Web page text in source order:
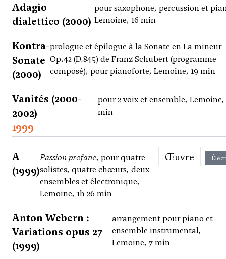
Adagio
dialettico (2000)
pour saxophone, percussion et
Lemoine, 16 min
Kontra-
Sonate
(2000)
prologue et épilogue à la Sonate en La mineur
Op.42 (D.845) de Franz Schubert (programme
composé), pour pianoforte, Lemoine, 19 min
Vanités (2000-
2002)
pour 2 voix et ensemble, Lemoine,
min
1999
A
(1999)
Passion profane, pour quatre
solistes, quatre chœurs, deux
ensembles et électronique,
Lemoine, 1h 26 min
Œuvre
Anton Webern :
Variations opus 27
(1999)
arrangement pour piano et
ensemble instrumental,
Lemoine, 7 min